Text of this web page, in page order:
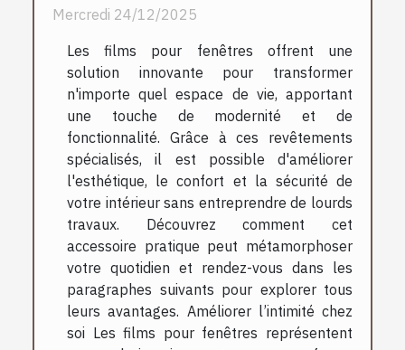
Mercredi 24/12/2025
Les films pour fenêtres offrent une
solution innovante pour transformer
n'importe quel espace de vie, apportant
une touche de modernité et de
fonctionnalité. Grâce à ces revêtements
spécialisés, il est possible d'améliorer
l'esthétique, le confort et la sécurité de
votre intérieur sans entreprendre de lourds
travaux. Découvrez comment cet
accessoire pratique peut métamorphoser
votre quotidien et rendez-vous dans les
paragraphes suivants pour explorer tous
leurs avantages. Améliorer l’intimité chez
soi Les films pour fenêtres représentent